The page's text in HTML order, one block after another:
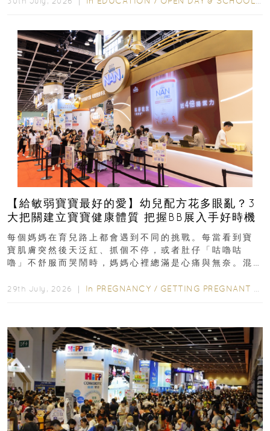
【給敏弱寶寶最好的愛】幼兒配方花多眼亂？3
大把關建立寶寶健康體質 把握BB展入手好時機
每個媽媽在育兒路上都會遇到不同的挑戰。每當看到寶
寶肌膚突然後天泛紅、抓個不停，或者肚仔「咕嚕咕
嚕」不舒服而哭鬧時，媽媽心裡總滿是心痛與無奈。混
29th July, 2026 ｜ In PREGNANCY / GETTING PREGNANT